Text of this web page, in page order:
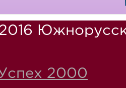
2000